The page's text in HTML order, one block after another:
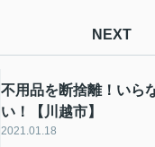
NEXT
不用品を断捨離！いら
い！【川越市】
2021.01.18